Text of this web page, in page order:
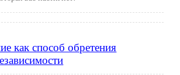
как способ обретения